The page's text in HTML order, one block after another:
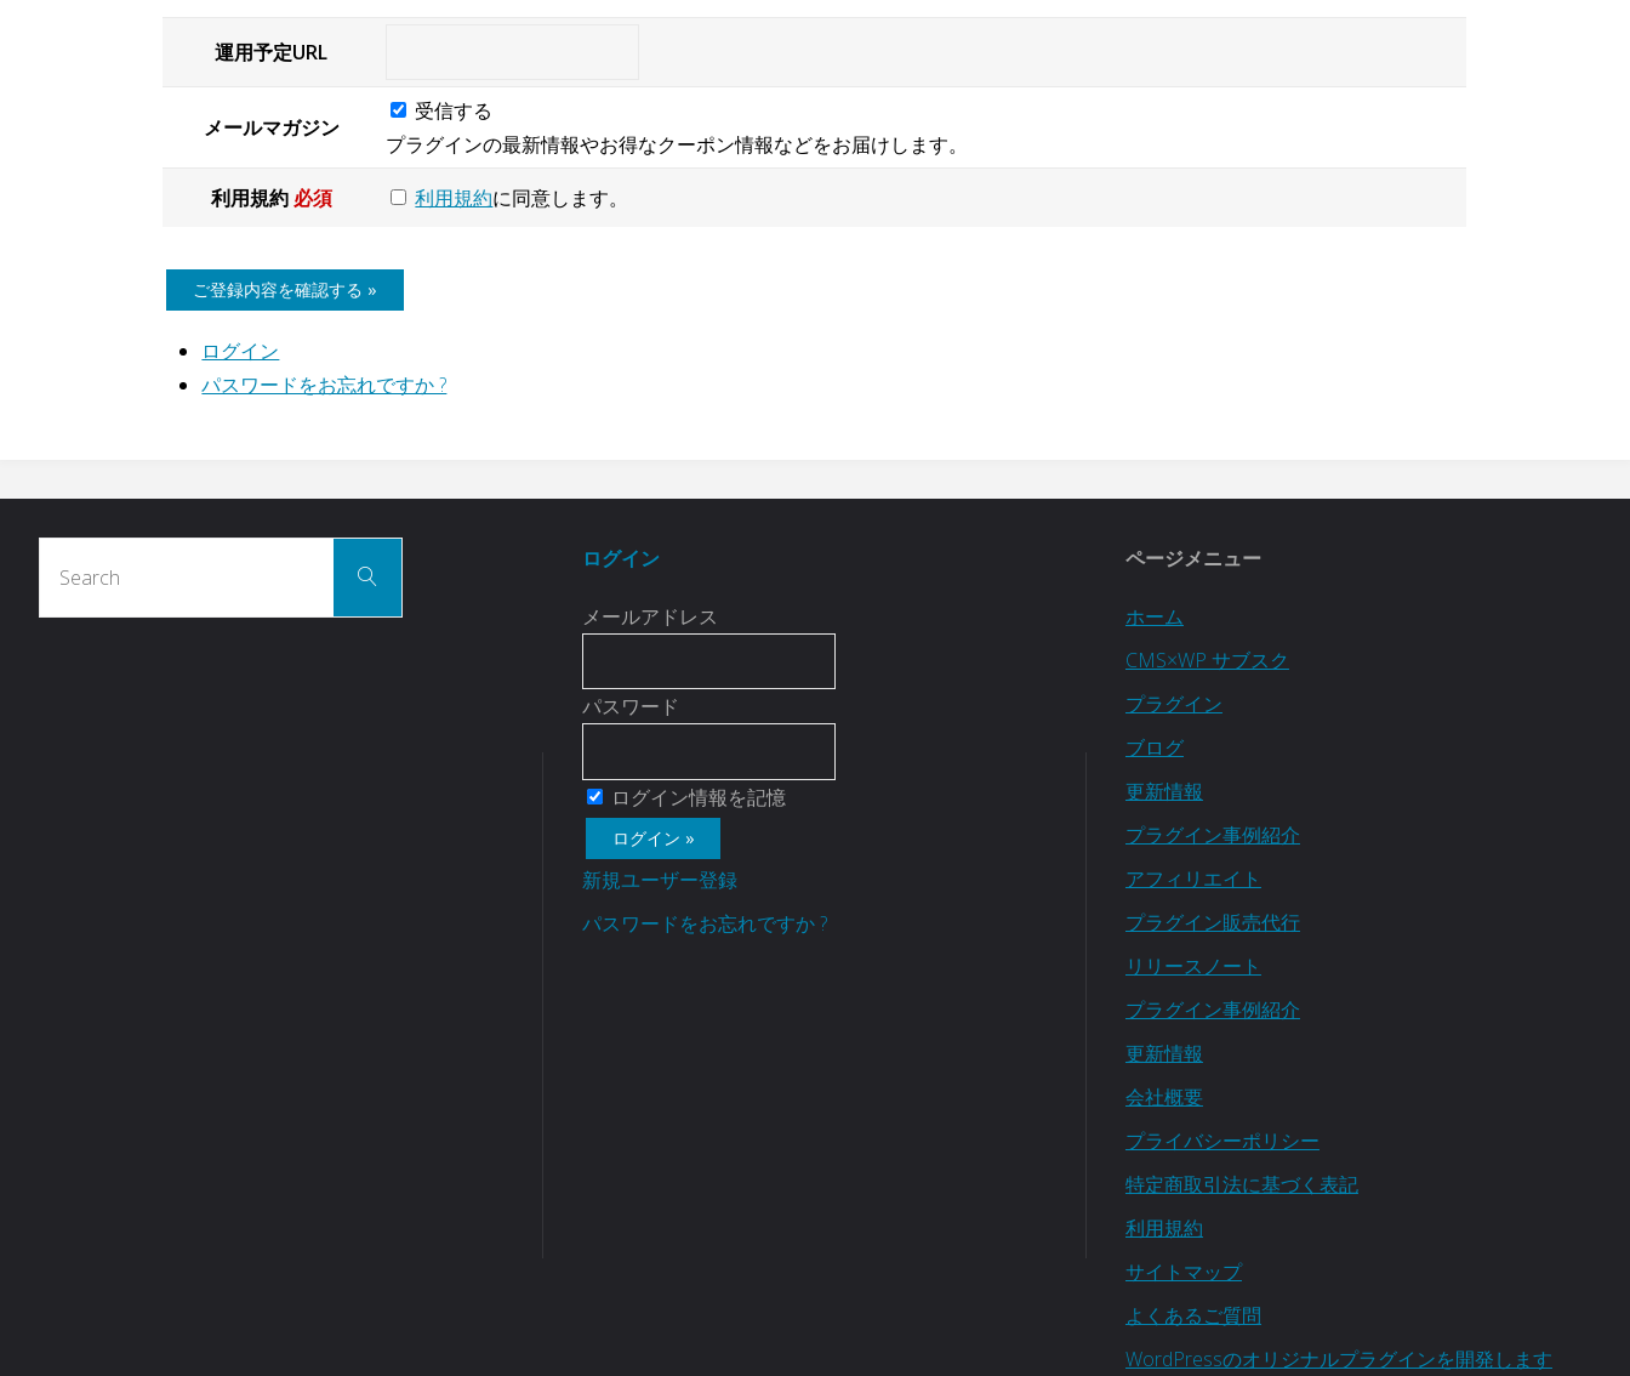
運用予定URL
メールマガジン
受信する
プラグインの最新情報やお得なクーポン情報などをお届けします。
利用規約 必須 利用規約に同意します。
ログイン
パスワードをお忘れですか ?
Search
ログイン
メールアドレス
パスワード
ログイン情報を記憶
新規ユーザー登録
パスワードをお忘れですか ?
ページメニュー
ホーム
CMS×WP サブスク
プラグイン
ブログ
更新情報
プラグイン事例紹介
アフィリエイト
プラグイン販売代行
リリースノート
プラグイン事例紹介
更新情報
会社概要
プライバシーポリシー
特定商取引法に基づく表記
利用規約
サイトマップ
よくあるご質問
WordPressのオリジナルプラグインを開発します